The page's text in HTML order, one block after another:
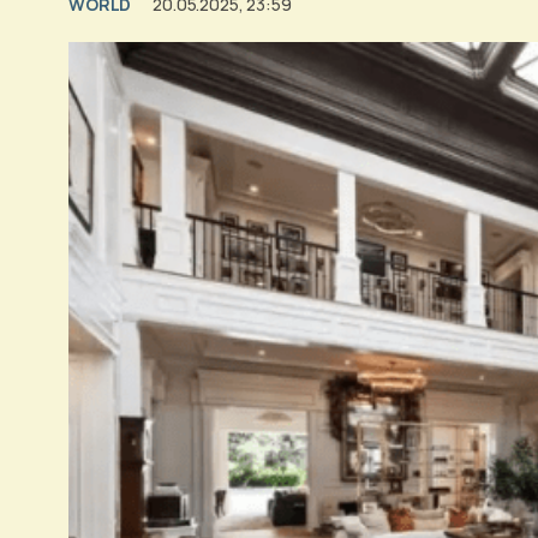
WORLD 20.05.2025, 23:59